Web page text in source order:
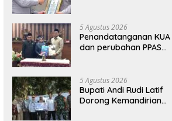
5 Agustus 2026
Penandatanganan KUA
dan perubahan PPAS
5 Agustus 2026
Bupati Andi Rudi Latif
Dorong Kemandirian